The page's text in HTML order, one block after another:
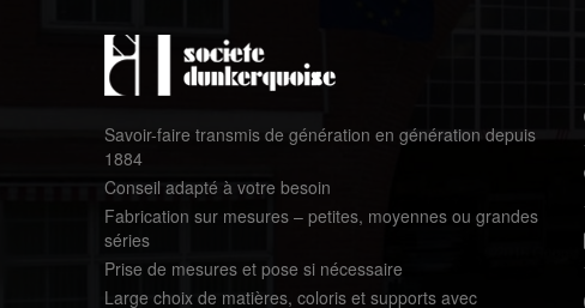
Savoir-faire transmis de génération en génération depuis
1884
Conseil adapté à votre besoin
Fabrication sur mesures – petites, moyennes ou grandes
séries
Prise de mesures et pose si nécessaire
Large choix de matières, coloris et supports avec